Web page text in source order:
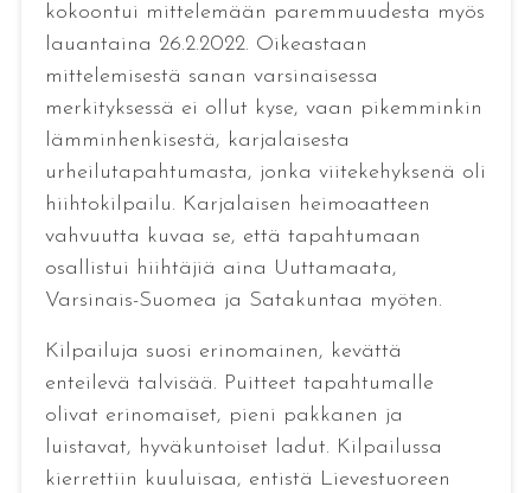
kokoontui mittelemään paremmuudesta myös
lauantaina 26.2.2022. Oikeastaan
mittelemisestä sanan varsinaisessa
merkityksessä ei ollut kyse, vaan pikemminkin
lämminhenkisestä, karjalaisesta
urheilutapahtumasta, jonka viitekehyksenä oli
hiihtokilpailu. Karjalaisen heimoaatteen
vahvuutta kuvaa se, että tapahtumaan
osallistui hiihtäjiä aina Uuttamaata,
Varsinais-Suomea ja Satakuntaa myöten.
Kilpailuja suosi erinomainen, kevättä
enteilevä talvisää. Puitteet tapahtumalle
olivat erinomaiset, pieni pakkanen ja
luistavat, hyväkuntoiset ladut. Kilpailussa
kierrettiin kuuluisaa, entistä Lievestuoreen